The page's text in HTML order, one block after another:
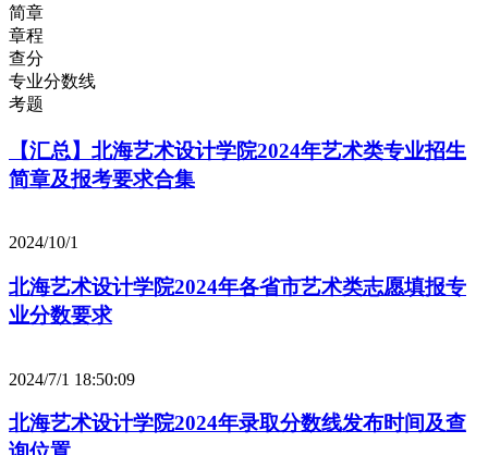
简章
章程
查分
专业分数线
考题
【汇总】北海艺术设计学院2024年艺术类专业招生
简章及报考要求合集
2024/10/1
北海艺术设计学院2024年各省市艺术类志愿填报专
业分数要求
2024/7/1 18:50:09
北海艺术设计学院2024年录取分数线发布时间及查